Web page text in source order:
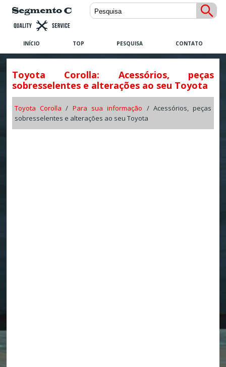
INÍCIO TOP PESQUISA CONTATO
Toyota Corolla: Acessórios, peças
sobresselentes e alterações ao seu Toyota
Toyota Corolla / Para sua informação / Acessórios, peças
sobresselentes e alterações ao seu Toyota